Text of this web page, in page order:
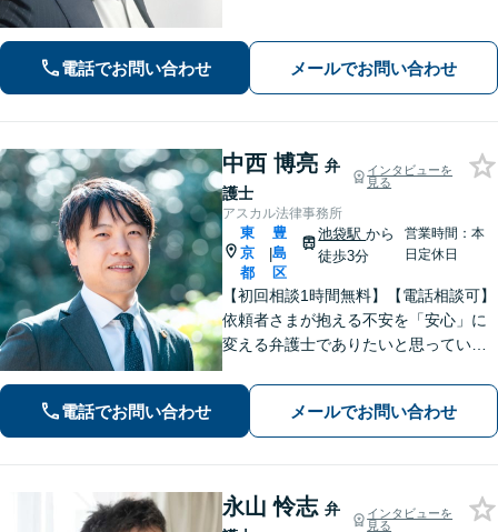
を1日でも早く解消できるよう尽力しま
す。お気軽にご相談ください【Web相
電話でお問い合わせ メールでお問い合わせ
中西 博亮 弁
護士
インタビューを
見る
アスカル法律事務所
東
京
都
|
豊
島
区
池袋駅から
徒歩3分
営業時間：本
日定休日
【初回相談1時間無料】【電話相談可】
依頼者さまが抱える不安を「安心」に
変える弁護士でありたいと思っていま
依頼者さまと密にコミュニケーション
を取ることを大切にしています。【休
日・夜間面談可】【メール・WEB相談
可】
電話でお問い合わせ メールでお問い合わせ
永山 怜志 弁
インタビューを
見る